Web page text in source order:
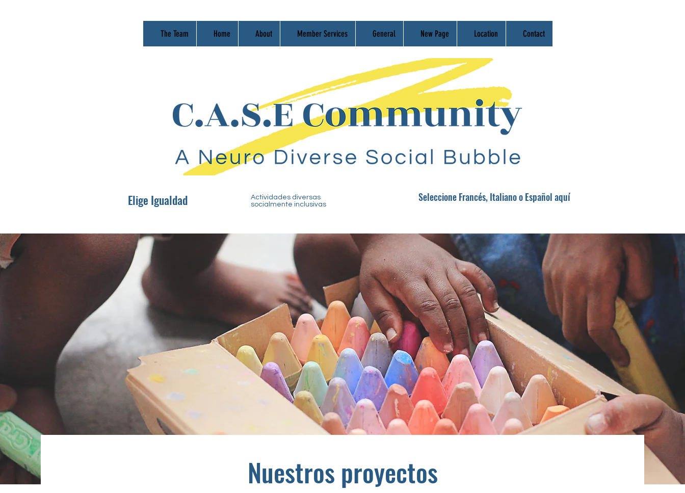
Seleccione Francés, Italiano o Español aquí
Nuestros proyectos
Actividades diversas
socialmente inclusivas
Elige Igualdad
The Team Home About Member Services General New Page Location Contact